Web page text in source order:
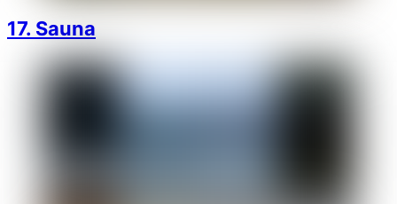
17. Sauna